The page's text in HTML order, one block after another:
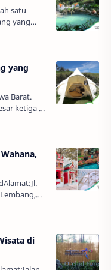
satu
yang
Maribaya
banyak
yang
Barat.
ketiga di
juga
40391Jam
di